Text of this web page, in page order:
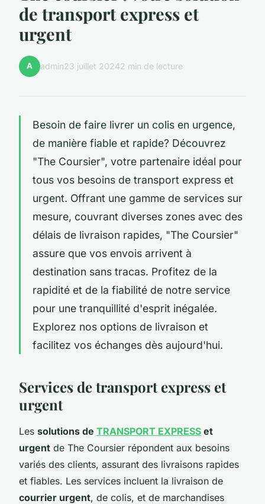
de transport express et
urgent
A admin23 juillet 20242 min de lecture
Besoin de faire livrer un colis en urgence,
de manière fiable et rapide? Découvrez
"The Coursier", votre partenaire idéal pour
tous vos besoins de transport express et
urgent. Offrant une gamme de services sur
mesure, couvrant diverses zones avec des
délais de livraison rapides, "The Coursier"
assure que vos envois arrivent à
destination sans tracas. Profitez de la
rapidité et de la fiabilité de notre service
pour une tranquillité d'esprit inégalée.
Explorez nos options de livraison et
facilitez vos échanges dès aujourd'hui.
Services de transport express et
urgent
Les solutions de TRANSPORT EXPRESS et
urgent de The Coursier répondent aux besoins
variés des clients, assurant des livraisons rapides
et fiables. Les services incluent la livraison de
courrier urgent, de colis, et de marchandises